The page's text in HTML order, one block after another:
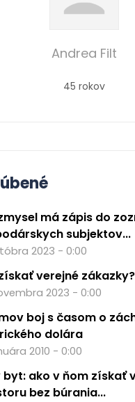
Andrea Filt
45 rokov
má zápis do
subjektov...
2023 - 0:00
verejné zákazky?
2023 - 0:00
boj s časom o
dolára
2010 - 0:00
byt: ako v ňom získať
bez búrania...